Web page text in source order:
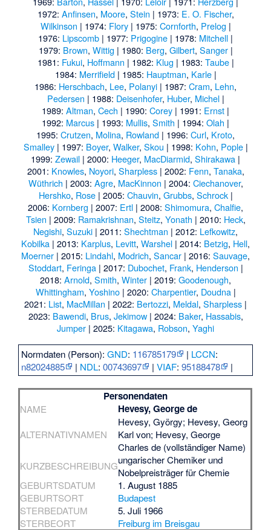
1972: Anfinsen, Moore, Stein | 1973: E. O. Fischer,
Wilkinson | 1974: Flory| 1975: Cornforth, Prelog |
1976: Lipscomb | 1977: Prigogine | 1978: Mitchell |
1979: Brown, Wittig | 1980: Berg, Gilbert, Sanger|
1981: Fukui, Hoffmann | 1982: Klug | 1983: Taube|
1984: Merrifield| 1985: Hauptman, Karle|
1986: Herschbach, Lee, Polanyi | 1987: Cram, Lehn,
Pedersen | 1988: Deisenhofer, Huber, Michel|
1989: Altman, Cech | 1990: Corey | 1991: Ernst |
1992: Marcus | 1993: Mullis, Smith | 1994: Olah |
1995: Crutzen, Molina, Rowland | 1996: Curl, Kroto,
Smalley| 1997: Boyer, Walker, Skou | 1998: Kohn, Pople|
1999: Zewail | 2000: Heeger, MacDiarmid, Shirakawa |
2001: Knowles, Noyori, Sharpless| 2002: Fenn, Tanaka,
Wüthrich | 2003: Agre, MacKinnon | 2004: Ciechanover,
Hershko, Rose| 2005: Chauvin, Grubbs, Schrock|
2006: Kornberg | 2007: Ertl | 2008: Shimomura, Chalfie,
Tsien | 2009: Ramakrishnan, Steitz, Yonath | 2010: Heck,
Negishi, Suzuki | 2011: Shechtman | 2012: Lefkowitz,
Kobilka | 2013: Karplus, Levitt, Warshel | 2014: Betzig, Hell,
Moerner | 2015: Lindahl, Modrich, Sancar | 2016: Sauvage,
Stoddart, Feringa| 2017: Dubochet, Frank, Henderson |
2018: Arnold, Smith, Winter | 2019: Goodenough,
Whittingham, Yoshino| 2020: Charpentier, Doudna|
2021: List, MacMillan | 2022: Bertozzi, Meldal, Sharpless |
2023: Bawendi, Brus, Jekimow| 2024: Baker, Hassabis,
Jumper | 2025: Kitagawa, Robson, Yaghi
Normdaten (Person):GND: 116785179 | LCCN:
n82024885
| NDL:00743697 |VIAF:95188478 |
Personendaten
NAME Hevesy, George de
ALTERNATIVNAMEN
Hevesy, György; Hevesy, Georg
Karl von; Hevesy, George
Charles de (vollständiger Name)
KURZBESCHREIBUNGungarischer Chemiker und
Nobelpreisträger für Chemie
GEBURTSDATUM
1. August 1885
GEBURTSORT
Budapest
STERBEDATUM
5. Juli 1966
STERBEORT
Freiburg im Breisgau